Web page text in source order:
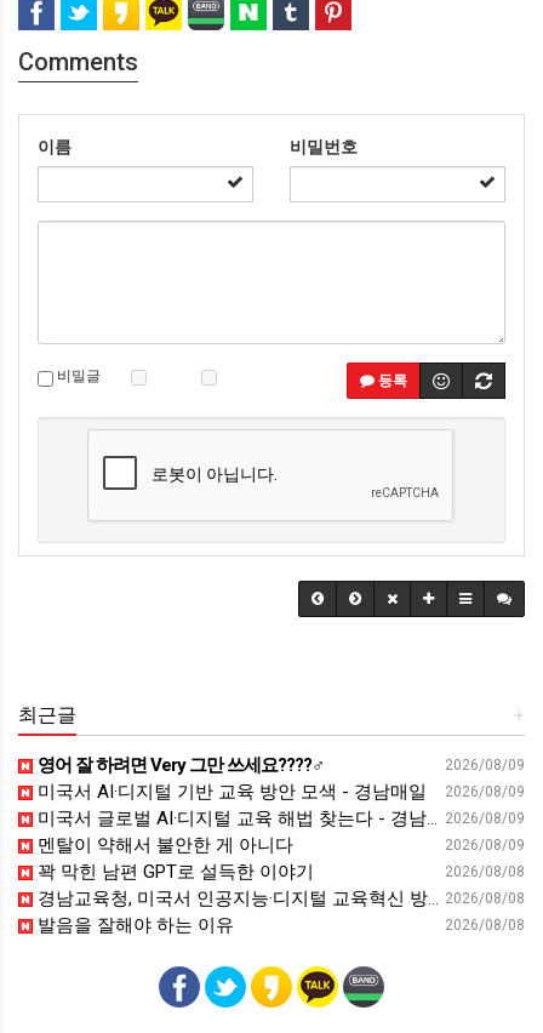
Comments
이름 비밀번호
등록
비밀글
+
최근글
2026/08/09
영어 잘 하려면 Very 그만 쓰세요????‍♂️
2026/08/09
미국서 AI·디지털 기반 교육 방안 모색 - 경남매일
2026/08/09
미국서 글로벌 AI·디지털 교육 해법 찾는다 - 경남일보
2026/08/09
멘탈이 약해서 불안한 게 아니다
2026/08/08
꽉 막힌 남편 GPT로 설득한 이야기
2026/08/08
경남교육청, 미국서 인공지능·디지털 교육혁신 방안 모색 - 웹이코노미
2026/08/08
발음을 잘해야 하는 이유